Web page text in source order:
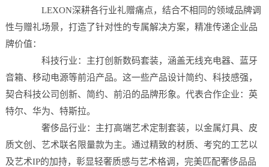
LEXON深耕各行业礼赠痛点，结合不相同的领域品牌调
性与赠礼场景，打造了针对性的专属解决方案，精准传递企业品
牌价值：
科技行业：主打创新数码套装，涵盖无线充电器、蓝牙
音箱、移动电源等前沿产品。这一些产品设计简约、科技感强，
契合科技公司创新、简约、前沿的品牌形象。代表合作企业：英
特尔、华为、特斯拉。
奢侈品行业：主打高端艺术定制套装，以金属灯具、皮
质文创、艺术联名限量款为主。通过精致的材质、考究的工艺以
及艺术IP的加持，彰显轻奢质感与艺术格调，完美匹配奢侈品品